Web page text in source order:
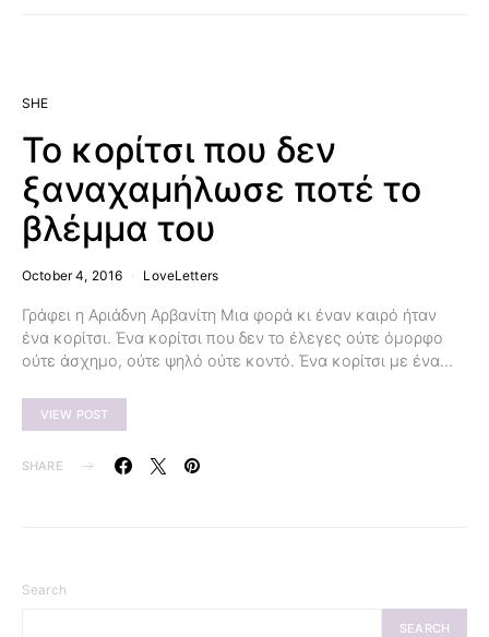
SHE
Το κορίτσι που δεν
ξαναχαμήλωσε ποτέ το
βλέμμα του
October 4, 2016 LoveLetters
Γράφει η Αριάδνη Αρβανίτη Μια φορά κι έναν καιρό ήταν
ένα κορίτσι. Ένα κορίτσι που δεν το έλεγες ούτε όμορφο
ούτε άσχημο, ούτε ψηλό ούτε κοντό. Ένα κορίτσι με ένα…
VIEW POST
SHARE
Search
SEARCH